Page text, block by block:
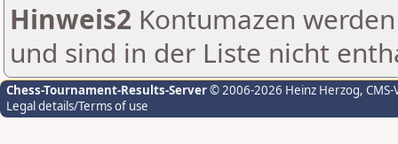
Hinweis2 Kontumazen
und sind in der Liste nicht
Chess-Tournament-Results-Server© 2006-2026 Heinz Herzog,
Legal details/Terms of use